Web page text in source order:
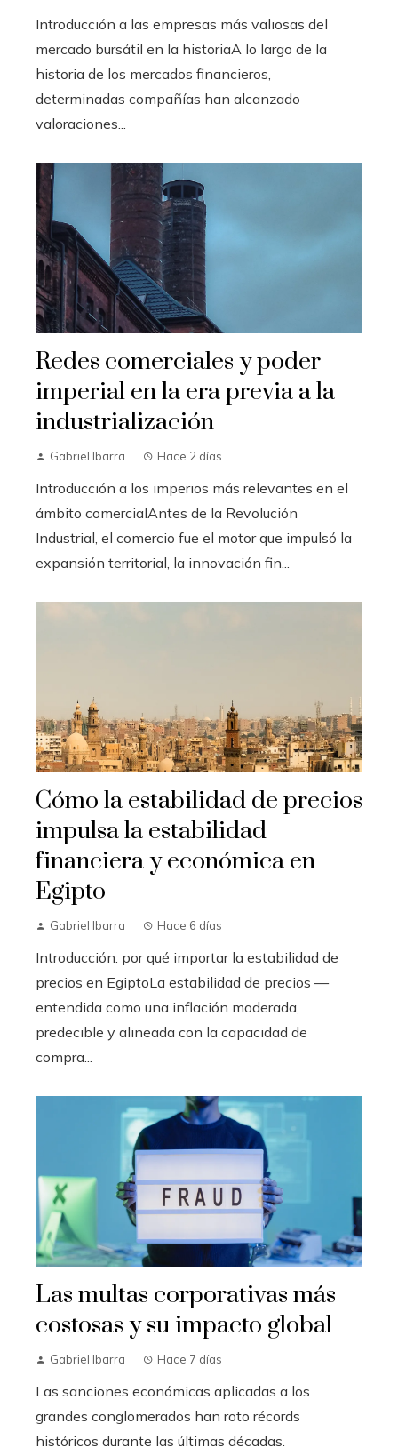
Introducción a las empresas más valiosas del
mercado bursátil en la historiaA lo largo de la
historia de los mercados financieros,
determinadas compañías han alcanzado
valoraciones...
Redes comerciales y poder
imperial en la era previa a la
industrialización
Gabriel Ibarra Hace 2 días
Introducción a los imperios más relevantes en el
ámbito comercialAntes de la Revolución
Industrial, el comercio fue el motor que impulsó la
expansión territorial, la innovación fin...
Cómo la estabilidad de precios
impulsa la estabilidad
financiera y económica en
Egipto
Gabriel Ibarra Hace 6 días
Introducción: por qué importar la estabilidad de
precios en EgiptoLa estabilidad de precios —
entendida como una inflación moderada,
predecible y alineada con la capacidad de
compra...
Las multas corporativas más
costosas y su impacto global
Gabriel Ibarra Hace 7 días
Las sanciones económicas aplicadas a los
grandes conglomerados han roto récords
históricos durante las últimas décadas.